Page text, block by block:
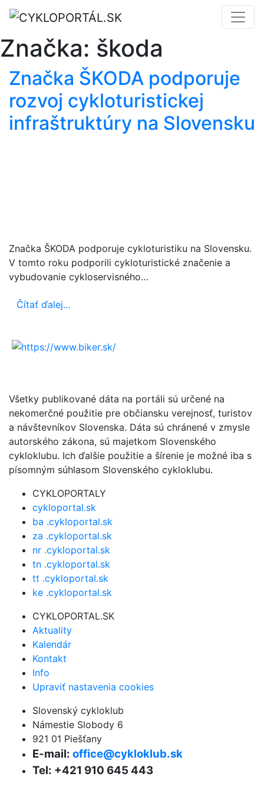
Značka: škoda
Značka ŠKODA podporuje
rozvoj cykloturistickej
infraštruktúry na Slovensku
Značka ŠKODA podporuje cykloturistiku na Slovensku.
V tomto roku podporili cykloturistické značenie a
vybudovanie cykloservisného…
Čítať ďalej...
Všetky publikované dáta na portáli sú určené na
nekomerčné použitie pre občiansku verejnosť, turistov
a návštevníkov Slovenska. Dáta sú chránené v zmysle
autorského zákona, sú majetkom Slovenského
cykloklubu. Ich ďalšie použitie a šírenie je možné iba s
písomným súhlasom Slovenského cykloklubu.
CYKLOPORTALY
cykloportal.sk
ba .cykloportal.sk
za .cykloportal.sk
nr .cykloportal.sk
tn .cykloportal.sk
tt .cykloportal.sk
ke .cykloportal.sk
CYKLOPORTAL.SK
Aktuality
Kalendár
Kontakt
Info
Upraviť nastavenia cookies
Slovenský cykloklub
Námestie Slobody 6
921 01 Piešťany
E-mail: office@cykloklub.sk
Tel: +421 910 645 443